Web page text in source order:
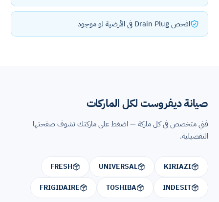
افحص Drain Plug في الأرضية لو موجود
صيانة ديفروست لكل الماركات
فني متخصص في كل ماركة — اضغط على ماركتك تشوف صفحتها
التفصيلية.
KIRIAZI
UNIVERSAL
FRESH
INDESIT
TOSHIBA
FRIGIDAIRE